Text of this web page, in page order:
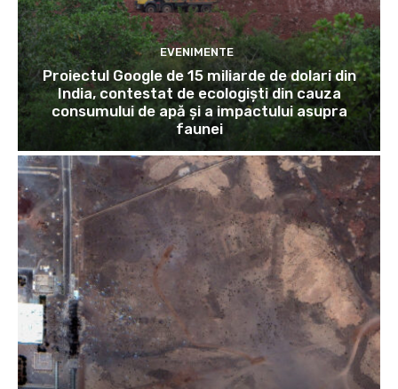
EVENIMENTE
Proiectul Google de 15 miliarde de dolari din
India, contestat de ecologiști din cauza
consumului de apă și a impactului asupra
faunei